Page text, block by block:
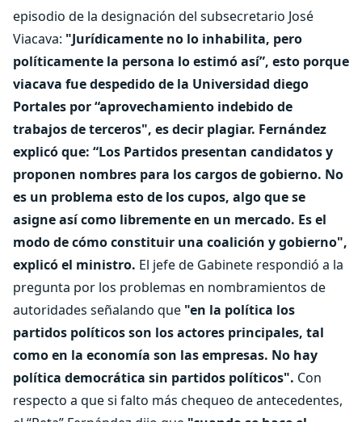
episodio de la designación del subsecretario José
Viacava: "Jurídicamente no lo inhabilita, pero
políticamente la persona lo estimó así”, esto porque
viacava fue despedido de la Universidad diego
Portales por “aprovechamiento indebido de
trabajos de terceros", es decir plagiar. Fernández
explicó que: “Los Partidos presentan candidatos y
proponen nombres para los cargos de gobierno. No
es un problema esto de los cupos, algo que se
asigne así como libremente en un mercado. Es el
modo de cómo constituir una coalición y gobierno",
explicó el ministro. El jefe de Gabinete respondió a la
pregunta por los problemas en nombramientos de
autoridades señalando que "en la política los
partidos políticos son los actores principales, tal
como en la economía son las empresas. No hay
política democrática sin partidos políticos". Con
respecto a que si falto más chequeo de antecedentes,